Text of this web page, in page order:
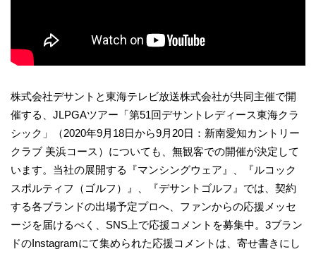
株式会社デサントと東海テレビ放送株式会社が共同主催で開
催する、JLPGAツアー「第51回デサントレディース東海クラ
シック」（2020年9月18日から9月20日：新南愛知カントリー
クラブ 美浜コース）についても、無観客での開催が決定して
います。当社の展開する『マンシングウェア』、『ルコック
スポルティフ（ゴルフ）』、『デサントゴルフ』では、契約
する各ブランドの出場予定プロへ、ファンからの応援メッセ
ージを届けるべく、SNS上で応援コメントを募集中。3ブラン
ドのInstagramにて集められた応援コメントは、寄せ書きにし